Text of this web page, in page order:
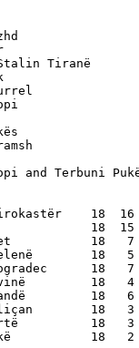
Tiranë
Pukë
and Terbuni
18
18
18
18
18
18
18
18
18
18